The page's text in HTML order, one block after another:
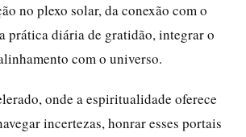
no plexo solar, da conexão com o
prática diária de gratidão, integrar o
com o universo.
onde a espiritualidade oferece
incertezas, honrar esses portais